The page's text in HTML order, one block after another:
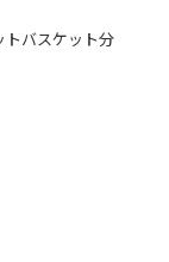
トバスケット分